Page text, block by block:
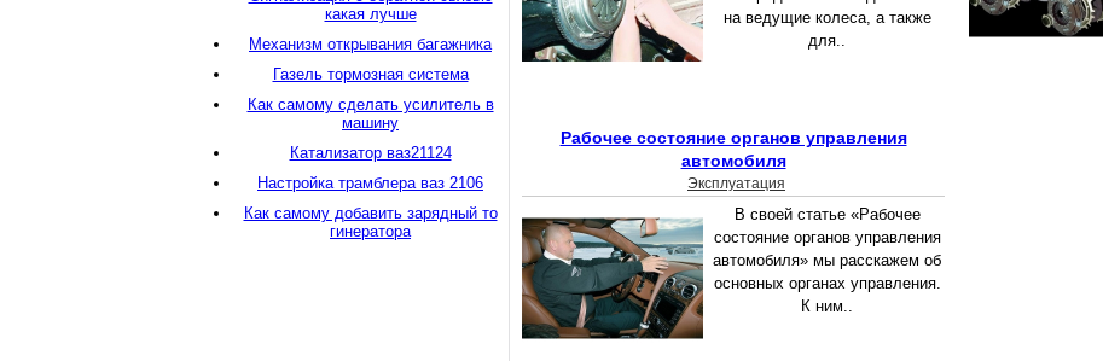
на ведущие колеса, а также
для..
Рабочее состояние органов управления
автомобиля
Эксплуатация
В своей статье «Рабочее
состояние органов управления
автомобиля» мы расскажем об
основных органах управления.
К ним..
какая лучше
Механизм открывания багажника
Газель тормозная система
Как самому сделать усилитель в
машину
Катализатор ваз21124
Настройка трамблера ваз 2106
Как самому добавить зарядный то
гинератора